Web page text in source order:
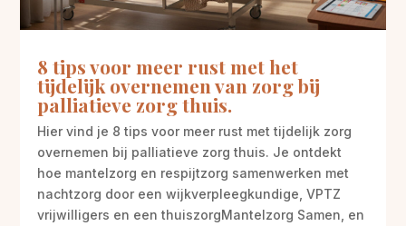
8 tips voor meer rust met het
tijdelijk overnemen van zorg bij
palliatieve zorg thuis.
Hier vind je 8 tips voor meer rust met tijdelijk zorg
overnemen bij palliatieve zorg thuis. Je ontdekt
hoe mantelzorg en respijtzorg samenwerken met
nachtzorg door een wijkverpleegkundige, VPTZ
vrijwilligers en een thuiszorgMantelzorg Samen, en